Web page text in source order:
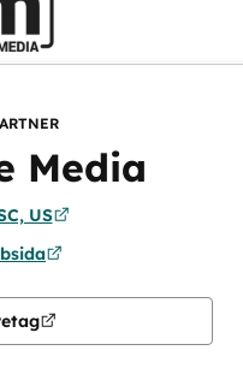
Media
US